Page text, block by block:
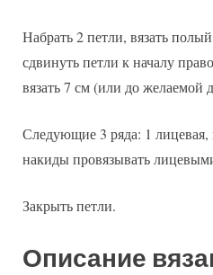
Набрать 2 петли, вязать
сдвинуть петли к началу
вязать 7 см (или до желаемой
Следующие 3 ряда: 1
накиды провязывать
Закрыть петли.
Описание